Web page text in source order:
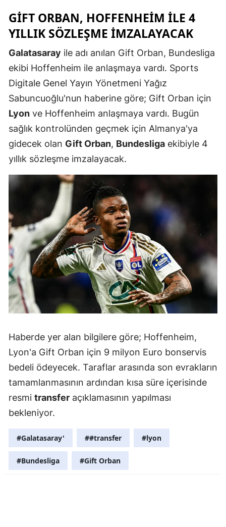
Hatay
Isparta
İstanbul
İzmir
Kars
Kırklareli
Kırşehir
Kocaeli
Konya
Kütahya
Malatya
Manisa
Mardin
GİFT ORBAN, HOFFENHEİM İLE 4
YILLIK SÖZLEŞME İMZALAYACAK
Galatasaray ile adı anılan Gift Orban, Bundesliga
ekibi Hoffenheim ile anlaşmaya vardı. Sports
Digitale Genel Yayın Yönetmeni Yağız
Sabuncuoğlu'nun haberine göre; Gift Orban için
Lyon ve Hoffenheim anlaşmaya vardı. Bugün
sağlık kontrolünden geçmek için Almanya'ya
gidecek olan Gift Orban, Bundesliga ekibiyle 4
yıllık sözleşme imzalayacak.
Haberde yer alan bilgilere göre; Hoffenheim,
Lyon'a Gift Orban için 9 milyon Euro bonservis
bedeli ödeyecek. Taraflar arasında son evrakların
tamamlanmasının ardından kısa süre içerisinde
resmi transfer açıklamasının yapılması
bekleniyor.
#Galatasaray' ##transfer #lyon
#Bundesliga #Gift Orban